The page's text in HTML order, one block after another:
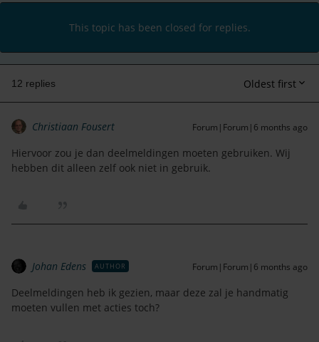
This topic has been closed for replies.
12 replies Oldest first
Christiaan Fousert Forum|Forum|6 months ago
Hiervoor zou je dan deelmeldingen moeten gebruiken. Wij
hebben dit alleen zelf ook niet in gebruik.
Johan Edens AUTHOR Forum|Forum|6 months ago
Deelmeldingen heb ik gezien, maar deze zal je handmatig
moeten vullen met acties toch?